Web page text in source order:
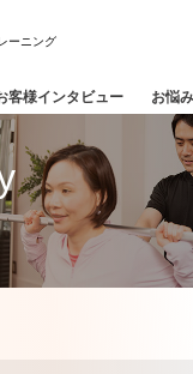
ーニング
客様インタビュー お悩